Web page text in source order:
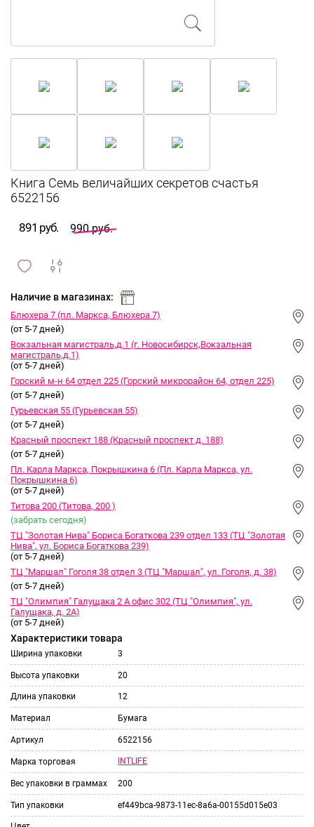
891 руб. 990 руб.
и
Наличие в магазинах:
Блюхера 7 (пл. Маркса, Блюхера 7)
(от 5-7 дней)
Вокзальная магистраль,д.1 (г. Новосибирск,Вокзальная
магистраль,д.1)
(от 5-7 дней)
Горский м-н 64 отдел 225 (Горский микрорайон 64, отдел 225)
(от 5-7 дней)
Гурьевская 55 (Гурьевская 55)
(от 5-7 дней)
Красный проспект 188 (Красный проспект д. 188)
(от 5-7 дней)
Пл. Карла Маркса, Покрышкина 6 (Пл. Карла Маркса, ул.
Покрышкина 6)
(от 5-7 дней)
Титова 200 (Титова, 200 )
(забрать сегодня)
ТЦ "Золотая Нива" Бориса Богаткова 239 отдел 133 (ТЦ "Золотая
Нива", ул. Бориса Богаткова 239)
(от 5-7 дней)
ТЦ "Маршал" Гоголя 38 отдел 3 (ТЦ "Маршал", ул. Гоголя, д. 38)
(от 5-7 дней)
ТЦ "Олимпия" Галущака 2 А офис 302 (ТЦ "Олимпия", ул.
Галущака, д. 2А)
(от 5-7 дней)
Характеристики товара
Ширина упаковки 3
Высота упаковки 20
Длина упаковки 12
Материал Бумага
Артикул 6522156
Марка торговая INTLIFE
Вес упаковки в граммах 200
Тип упаковки ef449bca-9873-11ec-8a6a-00155d015e03